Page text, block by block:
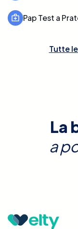
Pap Test a
Tutte
La
a